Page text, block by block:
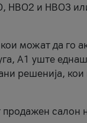
HBO2 и HBO3
можат да го
А1 уште
решенија, кои
салон